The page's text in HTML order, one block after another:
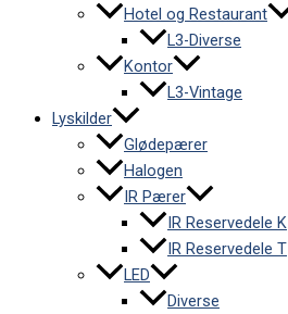
Hotel og Restaurant
L3-Diverse
Kontor
L3-Vintage
Lyskilder
Glødepærer
Halogen
IR Pærer
IR Reservedele K
IR Reservedele T
LED
Diverse